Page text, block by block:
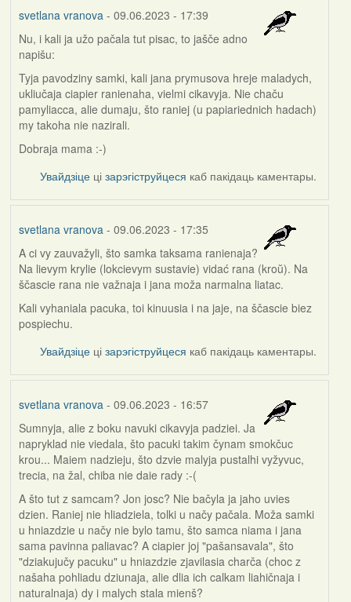
svetlana vranova- 09.06.2023 - 17:39
Nu, i kali ja užo pačala tut pisac, to jašče adno
napišu:
Tyja pavodziny samki, kali jana prymusova hreje maladych,
ukliučaja ciapier ranienaha, vielmi cikavyja. Nie chaču
pamyliacca, alie dumaju, što raniej (u papiariednich hadach)
my takoha nie nazirali.
Dobraja mama :-)
Увайдзіце цізарэгіструйцеся каб пакідаць каментары.
svetlana vranova- 09.06.2023 - 17:35
A ci vy zauvažyli, što samka taksama ranienaja?
Na lievym krylie (lokcievym sustavie) vidać rana (kroŭ). Na
ščascie rana nie važnaja i jana moža narmalna liatac.
Kali vyhaniala pacuka, toi kinuusia i na jaje, na ščascie biez
pospiechu.
Увайдзіце цізарэгіструйцеся каб пакідаць каментары.
svetlana vranova- 09.06.2023 - 16:57
Sumnyja, alie z boku navuki cikavyja padziei. Ja
napryklad nie viedala, što pacuki takim čynam smokčuc
krou... Maiem nadzieju, što dzvie malyja pustalhi vyžyvuc,
trecia, na žal, chiba nie daie rady :-(
A što tut z samcam? Jon josc? Nie bačyla ja jaho uvies
dzien. Raniej nie hliadziela, tolki u načy pačala. Moža samki
u hniazdzie u načy nie bylo tamu, što samca niama i jana
sama pavinna paliavac? A ciapier joj "pašansavala", što
"dziakujučy pacuku" u hniazdzie zjavilasia charča (choc z
našaha pohliadu dziunaja, alie dlia ich calkam liahičnaja i
naturalnaja) dy i malych stala mienš?